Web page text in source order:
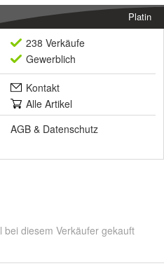
Platin
238 Verkäufe
Gewerblich
Kontakt
Alle Artikel
AGB & Datenschutz
diesem Verkäufer gekauft